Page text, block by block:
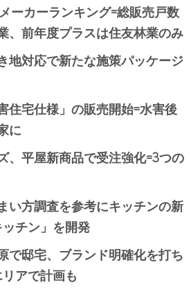
ーカーランキング=総販売戸数
、前年度プラスは住友林業のみ
地対応で新たな施策パッケージ
住宅仕様」の販売開始=水害後
に
、平屋新商品で受注強化=3つの
い方調査を参考にキッチンの新
チン」を開発
で邸宅、ブランド明確化を打ち
アで計画も